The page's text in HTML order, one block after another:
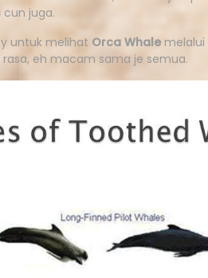
cun juga.
untuk melihat Orca Whale melalui
eh macam sama je semua.